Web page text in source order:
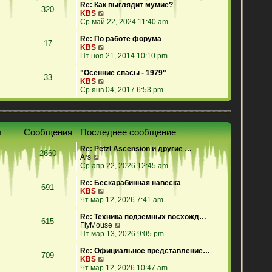
е
т
и
к
о
с
л
д
н
м
у
с
о
б
щ
е
н
ю
320
Re: Как выглядит мумие?
KBS
е
р
е
т
и
к
о
с
е
д
н
м
у
с
о
о
щ
е
н
и
ю
Ср май 22, 2024 11:40 am
17
Re: По работе форума
KBS
е
р
е
т
и
п
о
с
е
д
н
е
м
с
о
о
б
щ
е
н
ю
Пт ноя 21, 2014 10:10 pm
33
"Осенние спасы - 1979"
KBS
е
р
й
т
и
п
о
с
л
е
н
е
м
у
с
о
о
щ
Ср янв 04, 2017 6:53 pm
Сообщения Последнее сообщение
2660
Re: Petzl Ascension и другие …
Ars
П
е
р
е
й
т
и
к
п
о
с
л
е
д
Ср апр 22, 2026 12:45 am
691
Re: Бескарабинная навеска
KBS
е
р
е
й
т
и
к
о
Чт мар 12, 2026 7:41 am
615
Re: Техника подземных восхожд…
FlyMouse
е
р
е
т
Пт мар 13, 2026 9:05 pm
709
Re: Официальное представление…
KBS
е
Чт мар 12, 2026 10:47 am